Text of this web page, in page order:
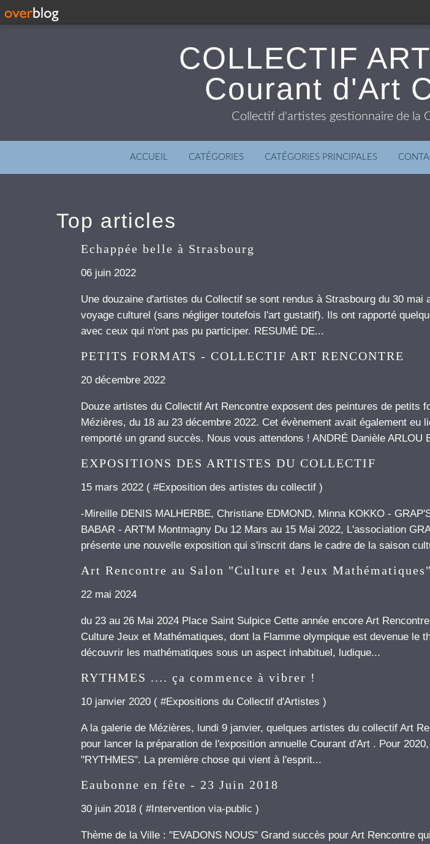
COLLECTIF
Courant d'Art
Collectif d'artistes gestionnaire de la
ACCUEIL CATÉGORIES CATÉGORIES PRINCIPALES
Top articles
Echappée belle à Strasbourg
06 juin 2022
Une douzaine d'artistes du Collectif se sont rendus à Strasbourg du 30 mai
voyage culturel (sans négliger toutefois l'art gustatif). Ils ont rapporté
avec ceux qui n'ont pas pu participer. RESUMÉ DE...
PETITS FORMATS - COLLECTIF ART RENCONTRE
20 décembre 2022
Douze artistes du Collectif Art Rencontre exposent des peintures de petits
Mézières, du 18 au 23 décembre 2022. Cet évènement avait également eu
remporté un grand succès. Nous vous attendons ! ANDRÉ Danièle ARLOU
EXPOSITIONS DES ARTISTES DU COLLECTIF
15 mars 2022 ( #Exposition des artistes du collectif )
-Mireille DENIS MALHERBE, Christiane EDMOND, Minna KOKKO -
BABAR - ART'M Montmagny Du 12 Mars au 15 Mai 2022, L'association
présente une nouvelle exposition qui s'inscrit dans le cadre de la saison
Art Rencontre au Salon "Culture et Jeux Mathématiques"
22 mai 2024
du 23 au 26 Mai 2024 Place Saint Sulpice Cette année encore Art
Culture Jeux et Mathématiques, dont la Flamme olympique est devenue le
découvrir les mathématiques sous un aspect inhabituel, ludique...
RYTHMES .... ça commence à vibrer !
10 janvier 2020 ( #Expositions du Collectif d'Artistes )
A la galerie de Mézières, lundi 9 janvier, quelques artistes du collectif Art
pour lancer la préparation de l'exposition annuelle Courant d'Art . Pour
"RYTHMES". La première chose qui vient à l'esprit...
Eaubonne en fête - 23 Juin 2018
30 juin 2018 ( #Intervention via-public )
Thème de la Ville : "EVADONS NOUS" Grand succès pour Art Rencontre